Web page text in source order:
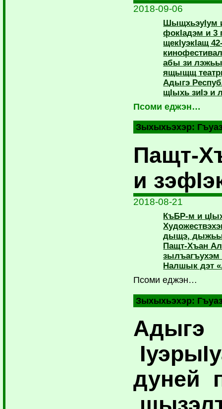
2018-09-06
ШыщхьэуIум
фокIадэм и 3
щекIуэкIащ
абы зи
ящыщщ
Адыгэ
щIыхь зиIэ и
Псоми еджэн…
Зыхыхьэхэр:
Пащт-
и
2018-08-21
КъБР-м и
дыщэ,
Пащт-Хъан
Налшык дэт
Псоми еджэн…
Зыхыхьэхэр:
Адыгэ
дуней